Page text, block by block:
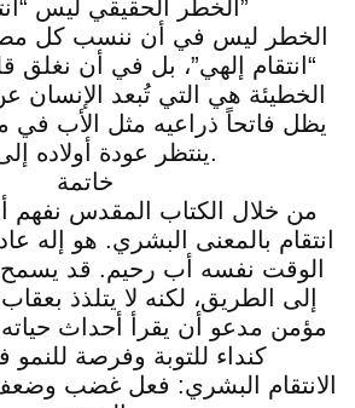
الخطر الحقيقي ليس “انتقام الله”
الخطر ليس في أن ننسب كل
“انتقام إلهي”، بل في أن نغلق
الخطيئة هي التي تُبعد الإنسان عن
يظل فاتحاً ذراعيه مثل الأب في
ينتظر عودة أولاده إلى بيته.
خاتمة
من خلال الكتاب المقدس نفهم
انتقام بالمعنى البشري. هو إله
الوقت نفسه أب رحيم. قد يسمح
إلى الطريق، لكنه لا يتلذذ
مؤمن مدعو أن يقرأ أحداث حياته
كنداء للتوبة وفرصة للنمو